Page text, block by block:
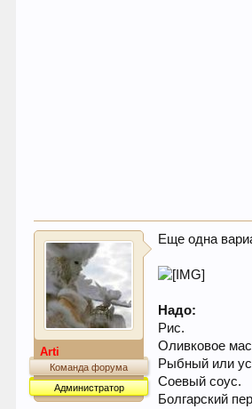
Arti
Команда форума
Администратор
Еще одна
Надо:
Рис.
Оливковое
Рыбный или
Соевый соус.
Болгарский